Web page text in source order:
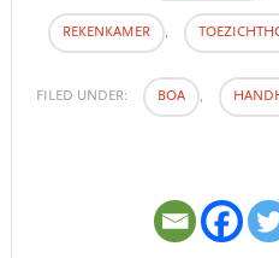
REKENKAMER ,
FILED UNDER: BOA ,